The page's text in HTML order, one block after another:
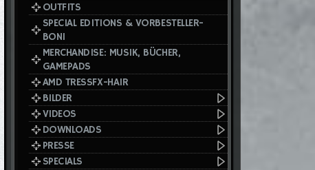
OUTFITS
SPECIAL EDITIONS & VORBESTELLER-
BONI
MERCHANDISE: MUSIK, BÜCHER,
GAMEPADS
AMD TRESSFX-HAIR
BILDER
VIDEOS
DOWNLOADS
PRESSE
SPECIALS